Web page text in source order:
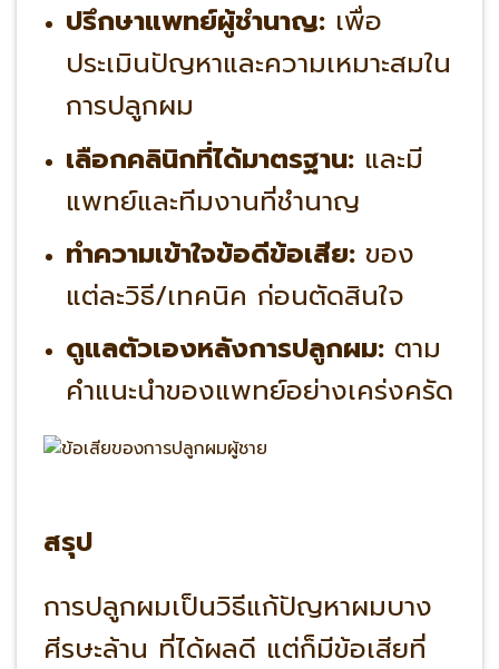
ปรึกษาแพทย์ผู้ชำนาญ:เพื่อ
ประเมินปัญหาและความเหมาะสมใน
การปลูกผม
เลือกคลินิกที่ได้มาตรฐาน:และมี
แพทย์และทีมงานที่ชำนาญ
ทำความเข้าใจข้อดีข้อเสีย:ของ
แต่ละวิธี/เทคนิค ก่อนตัดสินใจ
ดูแลตัวเองหลังการปลูกผม:ตาม
คำแนะนำของแพทย์อย่างเคร่งครัด
สรุป
การปลูกผมเป็นวิธีแก้ปัญหาผมบาง
ศีรษะล้าน ที่ได้ผลดี แต่ก็มีข้อเสียที่